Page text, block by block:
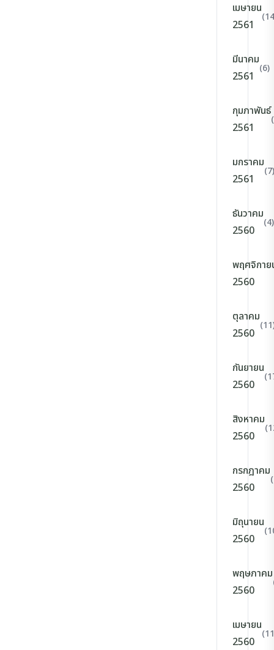
เมษายน
2561
มีนาคม
2561
(6)
กุมภาพันธ์
2561
มกราคม
2561
(7)
ธันวาคม
2560
(4)
พฤศจิกาย
2560
ตุลาคม
2560
กันยายน
2560
สิงหาคม
2560
กรกฎาคม
2560
มิถุนายน
2560
พฤษภาคม
2560
เมษายน
2560